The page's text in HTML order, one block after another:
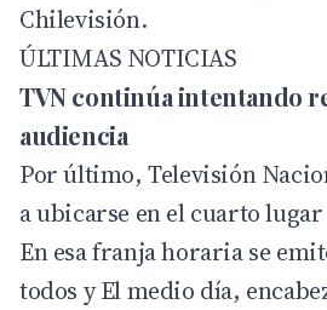
Chilevisión.
ÚLTIMAS NOTICIAS
TVN continúa intentando
audiencia
Por último, Televisión
a ubicarse en el cuarto
En esa franja horaria se
todos y El medio día,